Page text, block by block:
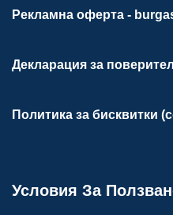
Рекламна оферта -
Декларация за
Политика за бисквитки
Условия За